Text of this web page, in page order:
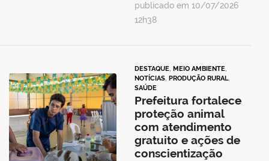
publicado em 10/07/2026
12h38
DESTAQUE, MEIO AMBIENTE,
NOTÍCIAS, PRODUÇÃO RURAL,
SAÚDE
Prefeitura fortalece
proteção animal
com atendimento
gratuito e ações de
conscientização